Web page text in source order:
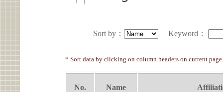
Sort by： Keyword ：
* Sort data by clicking on column headers on current page.
No. Name